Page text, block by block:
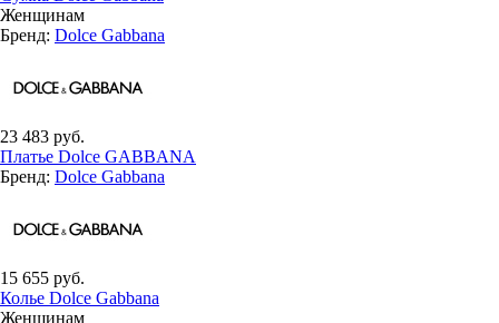
Женщинам
Бренд: Dolce Gabbana
23 483 руб.
Платье Dolce GABBANA
Бренд: Dolce Gabbana
15 655 руб.
Колье Dolce Gabbana
Женщинам